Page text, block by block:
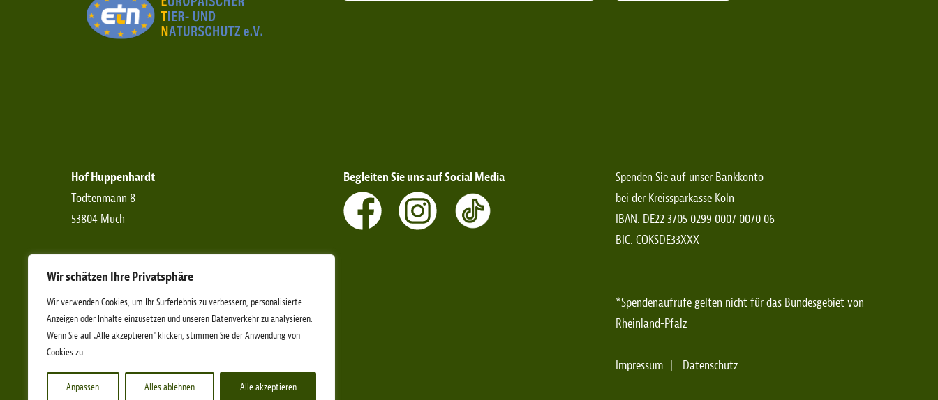
Wir schätzen Ihre Privatsphäre
Wir verwenden Cookies, um Ihr Surferlebnis zu verbessern, personalisierte
Anzeigen oder Inhalte einzusetzen und unseren Datenverkehr zu analysieren.
Wenn Sie auf „Alle akzeptieren" klicken, stimmen Sie der Anwendung von
Cookies zu.
Anpassen Alles ablehnen Alle akzeptieren
Hof Huppenhardt
Todtenmann 8
53804 Much
Telefax: +49 (0)2245-6190-11
E-Mail:info[at]etn-ev.de
Begleiten Sie uns auf Social Media
Spenden Sie auf unser Bankkonto
bei der Kreissparkasse Köln
IBAN: DE22 3705 0299 0007 0070 06
BIC: COKSDE33XXX
*Spendenaufrufe gelten nicht für das Bundesgebiet von
Rheinland-Pfalz
Impressum Datenschutz